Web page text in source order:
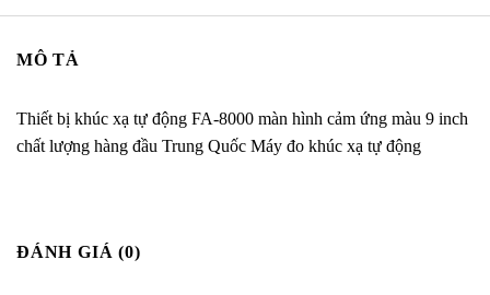
MÔ TẢ
Thiết bị khúc xạ tự động FA-8000 màn hình cảm ứng màu 9 inch
chất lượng hàng đầu Trung Quốc Máy đo khúc xạ tự động
ĐÁNH GIÁ (0)